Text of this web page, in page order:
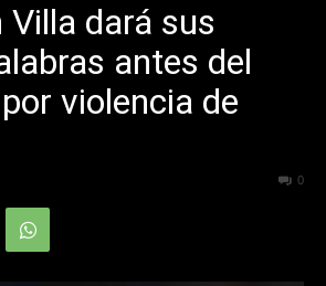
Villa dará sus
antes del
violencia de
0